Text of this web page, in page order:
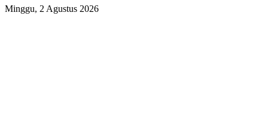
Minggu, 2 Agustus 2026